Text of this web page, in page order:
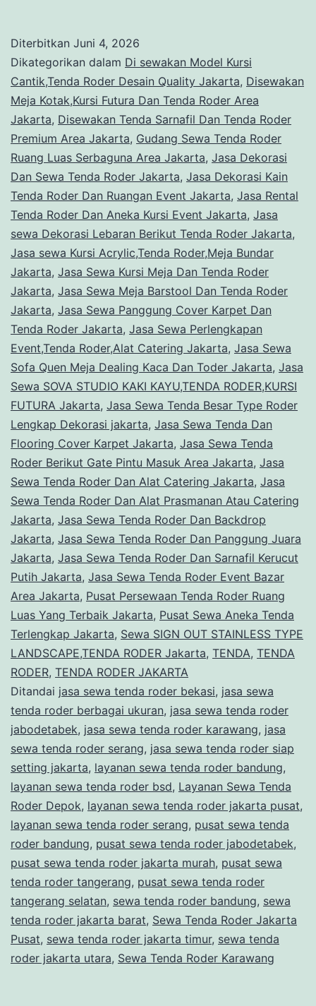
STAINLESS
TYPE
RODER
Jakarta
Diterbitkan Juni 4, 2026
Dikategorikan dalam Di sewakan Model Kursi
Cantik,Tenda Roder Desain Quality Jakarta, Disewakan
Meja Kotak,Kursi Futura Dan Tenda Roder Area
Jakarta, Disewakan Tenda Sarnafil Dan Tenda Roder
Premium Area Jakarta, Gudang Sewa Tenda Roder
Ruang Luas Serbaguna Area Jakarta, Jasa Dekorasi
Dan Sewa Tenda Roder Jakarta, Jasa Dekorasi Kain
Tenda Roder Dan Ruangan Event Jakarta, Jasa Rental
Tenda Roder Dan Aneka Kursi Event Jakarta, Jasa
sewa Dekorasi Lebaran Berikut Tenda Roder Jakarta,
Jasa sewa Kursi Acrylic,Tenda Roder,Meja Bundar
Jakarta, Jasa Sewa Kursi Meja Dan Tenda Roder
Jakarta, Jasa Sewa Meja Barstool Dan Tenda Roder
Jakarta, Jasa Sewa Panggung Cover Karpet Dan
Tenda Roder Jakarta, Jasa Sewa Perlengkapan
Event,Tenda Roder,Alat Catering Jakarta, Jasa Sewa
Sofa Quen Meja Dealing Kaca Dan Toder Jakarta, Jasa
Sewa SOVA STUDIO KAKI KAYU,TENDA RODER,KURSI
FUTURA Jakarta, Jasa Sewa Tenda Besar Type Roder
Lengkap Dekorasi jakarta, Jasa Sewa Tenda Dan
Flooring Cover Karpet Jakarta, Jasa Sewa Tenda
Roder Berikut Gate Pintu Masuk Area Jakarta, Jasa
Sewa Tenda Roder Dan Alat Catering Jakarta, Jasa
Sewa Tenda Roder Dan Alat Prasmanan Atau Catering
Jakarta, Jasa Sewa Tenda Roder Dan Backdrop
Jakarta, Jasa Sewa Tenda Roder Dan Panggung Juara
Jakarta, Jasa Sewa Tenda Roder Dan Sarnafil Kerucut
Putih Jakarta, Jasa Sewa Tenda Roder Event Bazar
Area Jakarta, Pusat Persewaan Tenda Roder Ruang
Luas Yang Terbaik Jakarta, Pusat Sewa Aneka Tenda
Terlengkap Jakarta, Sewa SIGN OUT STAINLESS TYPE
LANDSCAPE,TENDA RODER Jakarta, TENDA, TENDA
RODER, TENDA RODER JAKARTA
Ditandai jasa sewa tenda roder bekasi, jasa sewa
tenda roder berbagai ukuran, jasa sewa tenda roder
jabodetabek, jasa sewa tenda roder karawang, jasa
sewa tenda roder serang, jasa sewa tenda roder siap
setting jakarta, layanan sewa tenda roder bandung,
layanan sewa tenda roder bsd, Layanan Sewa Tenda
Roder Depok, layanan sewa tenda roder jakarta pusat,
layanan sewa tenda roder serang, pusat sewa tenda
roder bandung, pusat sewa tenda roder jabodetabek,
pusat sewa tenda roder jakarta murah, pusat sewa
tenda roder tangerang, pusat sewa tenda roder
tangerang selatan, sewa tenda roder bandung, sewa
tenda roder jakarta barat, Sewa Tenda Roder Jakarta
Pusat, sewa tenda roder jakarta timur, sewa tenda
roder jakarta utara, Sewa Tenda Roder Karawang